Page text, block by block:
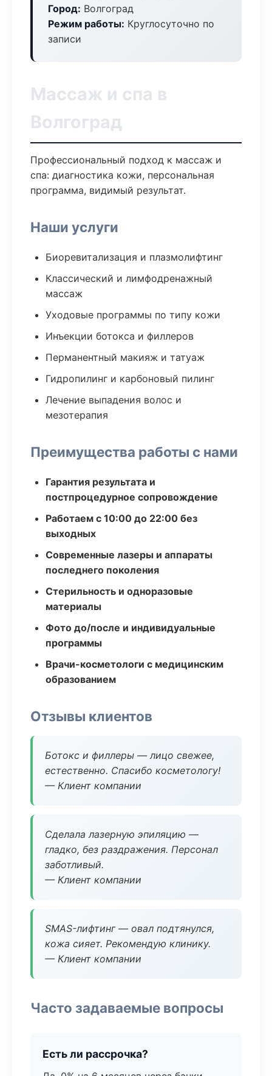
Город: Волгоград
Режим работы: Круглосуточно по
записи
Массаж и спа в
Волгоград
Профессиональный подход к массаж и
спа: диагностика кожи, персональная
программа, видимый результат.
Наши услуги
Биоревитализация и плазмолифтинг
Классический и лимфодренажный
массаж
Уходовые программы по типу кожи
Инъекции ботокса и филлеров
Перманентный макияж и татуаж
Гидропилинг и карбоновый пилинг
Лечение выпадения волос и
мезотерапия
Преимущества работы с нами
Гарантия результата и
постпроцедурное сопровождение
Работаем с 10:00 до 22:00 без
выходных
Современные лазеры и аппараты
последнего поколения
Стерильность и одноразовые
материалы
Фото до/после и индивидуальные
программы
Врачи-косметологи с медицинским
образованием
Отзывы клиентов
Ботокс и филлеры — лицо свежее,
естественно. Спасибо косметологу!
— Клиент компании
Сделала лазерную эпиляцию —
гладко, без раздражения. Персонал
заботливый.
— Клиент компании
SMAS-лифтинг — овал подтянулся,
кожа сияет. Рекомендую клинику.
— Клиент компании
Часто задаваемые вопросы
Есть ли рассрочка?